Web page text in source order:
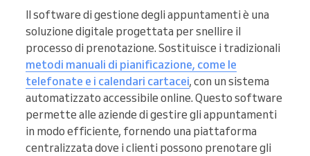
Il software di gestione degli appuntamenti è una
soluzione digitale progettata per snellire il
processo di prenotazione. Sostituisce i tradizionali
metodi manuali di pianificazione, come le
telefonate e i calendari cartacei, con un sistema
automatizzato accessibile online. Questo software
permette alle aziende di gestire gli appuntamenti
in modo efficiente, fornendo una piattaforma
centralizzata dove i clienti possono prenotare gli